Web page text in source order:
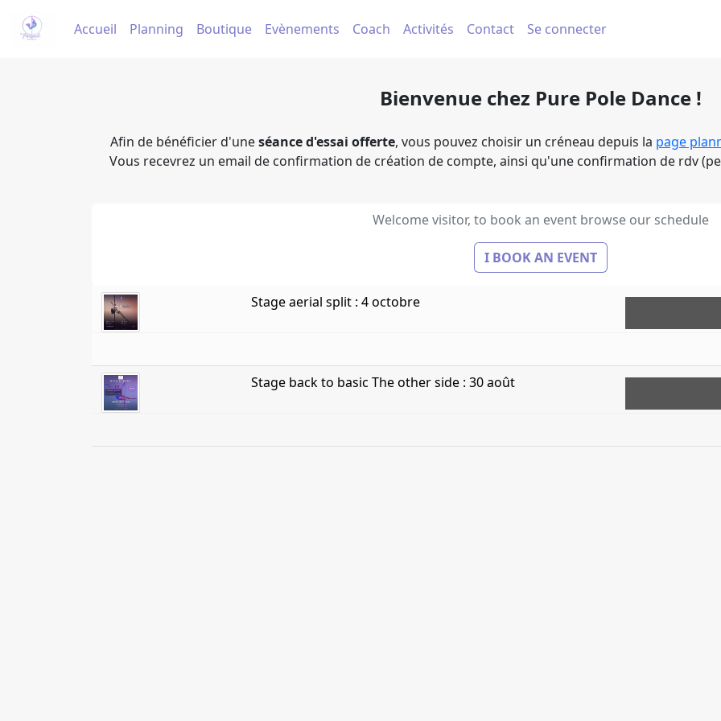
Accueil Planning Boutique Evènements Coach Activités Contact Se connecter
Bienvenue chez Pure Pole Dance !
Afin de bénéficier d'uneséance d'essai offerte, vous pouvez choisir un créneau depuis la page
Vous recevrez un email de confirmation de création de compte, ainsi qu'une confirmation de rdv
Welcome visitor, to book an event browse our schedule
I BOOK AN EVENT
Stage aerial split : 4 octobre
Stage back to basic The other side : 30 août